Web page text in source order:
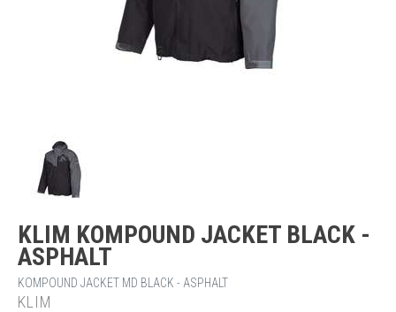
KLIM KOMPOUND JACKET BLACK -
ASPHALT
KOMPOUND JACKET MD BLACK - ASPHALT
KLIM